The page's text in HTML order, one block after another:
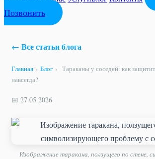
Позвонить
← Все статьи блога
Главная › Блог ›
Тараканы у соседей: как
навсегда?
📅 27.05.2026
Изображение таракана, ползущего по стене,